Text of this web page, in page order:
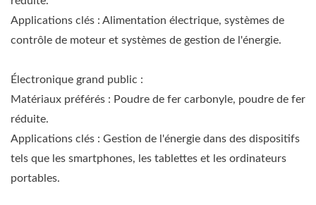
Applications clés : Alimentation électrique, systèmes de
contrôle de moteur et systèmes de gestion de l'énergie.
Électronique grand public :
Matériaux préférés : Poudre de fer carbonyle, poudre de fer
réduite.
Applications clés : Gestion de l'énergie dans des dispositifs
tels que les smartphones, les tablettes et les ordinateurs
portables.